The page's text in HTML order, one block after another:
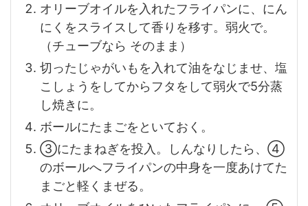
オリーブオイルを入れたフライパンに、にん
にくをスライスして香りを移す。弱火で。
（チューブなら そのまま）
切ったじゃがいもを入れて油をなじませ、塩
こしょうをしてからフタをして弱火で5分蒸
し焼きに。
ボールにたまごをといておく。
③にたまねぎを投入。しんなりしたら、④
のボールへフライパンの中身を一度あけてた
まごと軽くまぜる。